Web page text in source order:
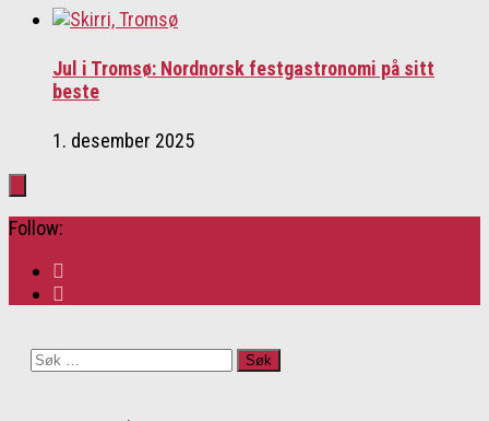
Jul i Tromsø: Nordnorsk festgastronomi på sitt
beste
1. desember 2025
Follow:
Søk